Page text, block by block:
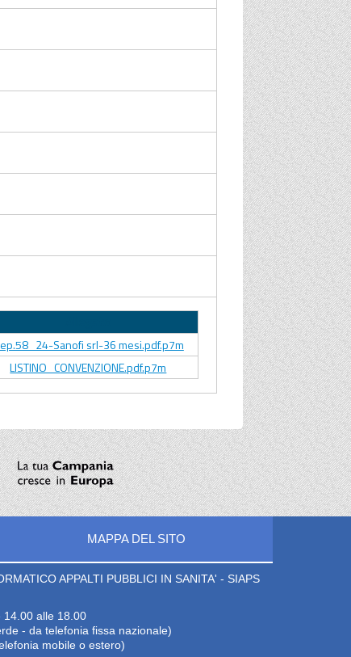
Sanofi srl-36 mesi.pdf.p7m
LISTINO_CONVENZIONE.pdf.p7m
MAPPA DEL SITO
APPALTI PUBBLICI IN SANITA' - SIAPS
14.00 alle 18.00
- da telefonia fissa nazionale)
mobile o estero)